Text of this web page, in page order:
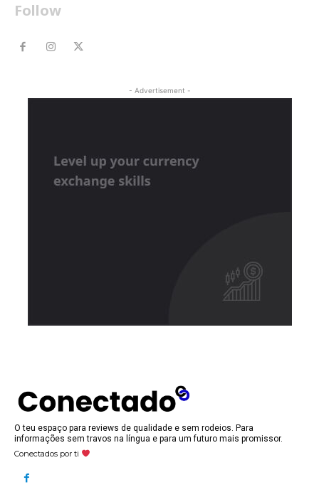
Follow
- Advertisement -
O teu espaço para reviews de qualidade e sem rodeios. Para
informações sem travos na língua e para um futuro mais promissor.
Conectados por ti